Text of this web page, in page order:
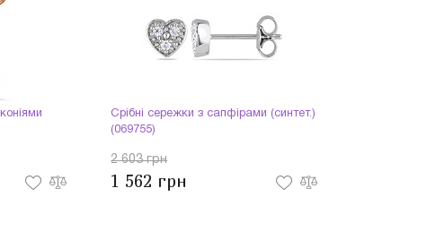
Срібні сережки з сапфірами (синтет.)
(069755)
2 603 грн
1 562 грн